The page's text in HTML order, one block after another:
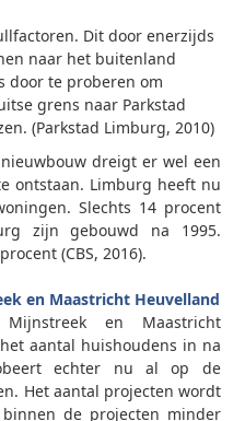
Dit door enerzijds
naar het buitenland
door te proberen om
grens naar Parkstad
(Parkstad Limburg, 2010)
dreigt er wel een
ontstaan. Limburg heeft nu
Slechts 14 procent
zijn gebouwd na 1995.
(CBS, 2016).
en Maastricht Heuvelland
en Maastricht
aantal huishoudens in na
echter nu al op de
Het aantal projecten wordt
de projecten minder